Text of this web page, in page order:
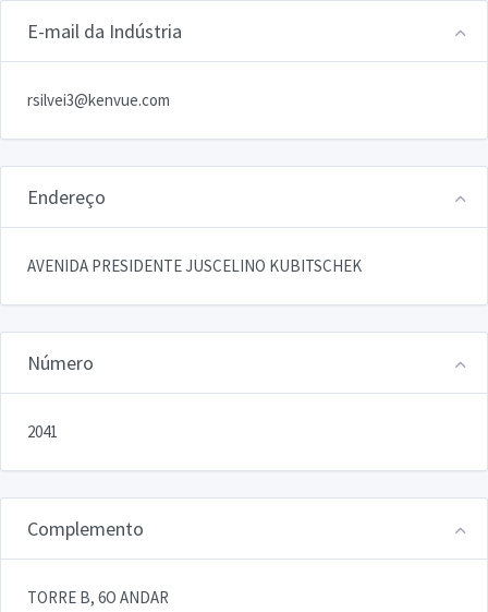
E-mail da Indústria
rsilvei3@kenvue.com
Endereço
AVENIDA PRESIDENTE JUSCELINO KUBITSCHEK
Número
2041
Complemento
TORRE B, 6O ANDAR